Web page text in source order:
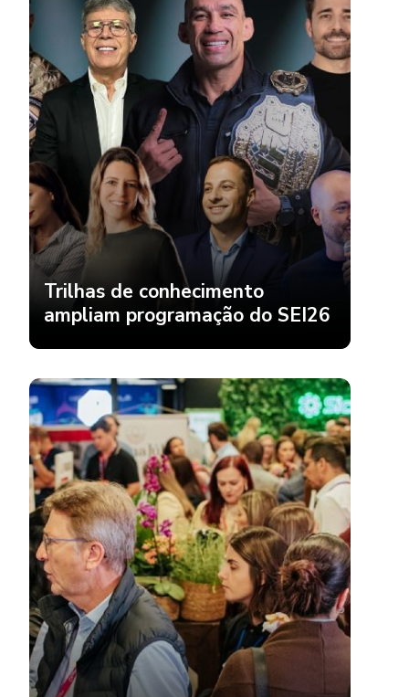
Trilhas de conhecimento
ampliam programação do SEI26